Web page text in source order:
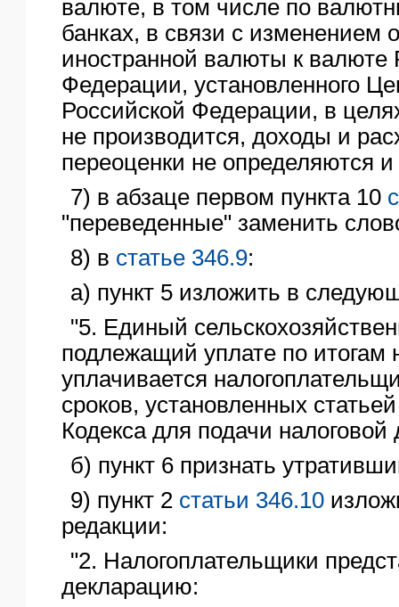
валюте, в том числе по
банках, в связи с изменением
иностранной валюты к валюте
Федерации, установленного
Российской Федерации, в
не производится, доходы и
переоценки не определяются
7) в абзаце первом пункта 10
"переведенные" заменить
8) в статье 346.9:
а) пункт 5 изложить в
"5. Единый
подлежащий уплате по итогам
уплачивается
сроков, установленных
Кодекса для подачи налоговой
б) пункт 6 признать
9) пункт 2 статьи 346.10
редакции:
"2. Налогоплательщики
декларацию: